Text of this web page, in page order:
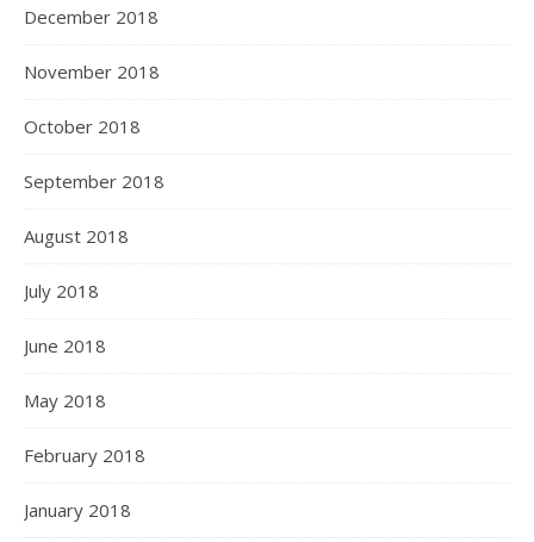
December 2018
November 2018
October 2018
September 2018
August 2018
July 2018
June 2018
May 2018
February 2018
January 2018